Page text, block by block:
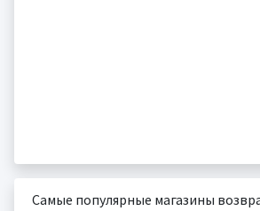
Самые популярные магазины